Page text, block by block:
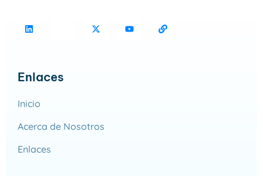
Enlaces
Inicio
Acerca de Nosotros
Enlaces